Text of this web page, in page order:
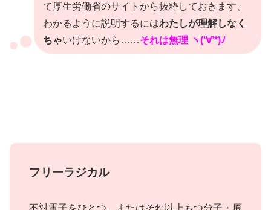
て厚生労働省のサイトから抜粋しておきます、
わかるように説明するにはわたしが理解しなく
ちゃいけないから……それは無理 ヽ(‘∀’*)ﾉ
フリーラジカル